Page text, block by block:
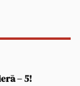
– 5!